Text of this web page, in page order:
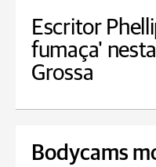
Escritor
fumaça'
Grossa
Bodycams